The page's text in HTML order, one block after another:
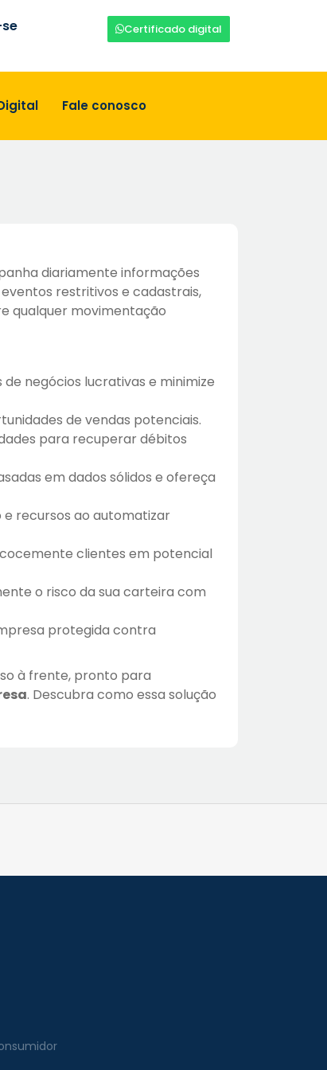
Certificado digital
Fale conosco
diariamente informações
restritivos e cadastrais,
qualquer movimentação
negócios lucrativas e minimize
de vendas potenciais.
para recuperar débitos
em dados sólidos e ofereça
recursos ao automatizar
clientes em potencial
o risco da sua carteira com
protegida contra
à frente, pronto para
. Descubra como essa solução